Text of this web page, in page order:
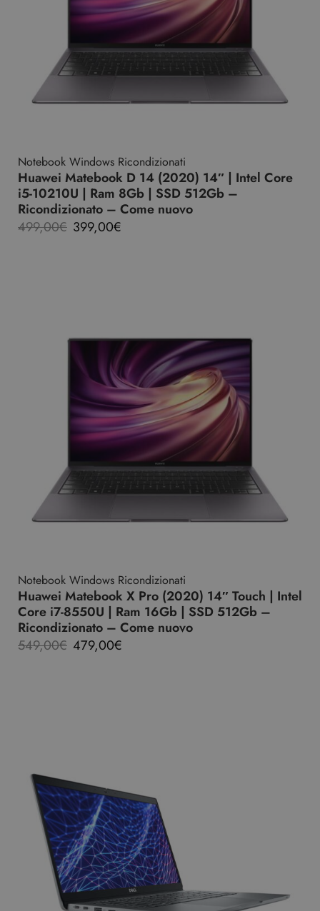
Notebook Windows Ricondizionati
Huawei Matebook D 14 (2020) 14″ | Intel Core
i5-10210U | Ram 8Gb | SSD 512Gb –
Ricondizionato – Come nuovo
499,00€ 399,00€
Notebook Windows Ricondizionati
Huawei Matebook X Pro (2020) 14″ Touch | Intel
Core i7-8550U | Ram 16Gb | SSD 512Gb –
Ricondizionato – Come nuovo
549,00€ 479,00€